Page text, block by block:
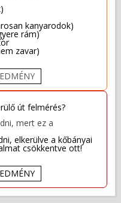
kanyarodok)
rám)
zavar)
út felmérés?
mert ez a
elkerülve a kőbányai
csökkentve ott!